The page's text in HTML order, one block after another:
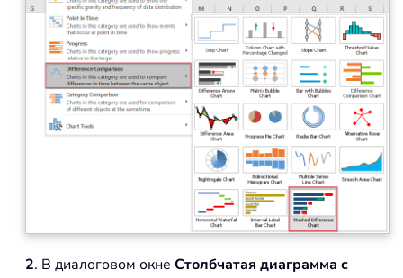
2. В диалоговом окне Столбчатая диаграмма с